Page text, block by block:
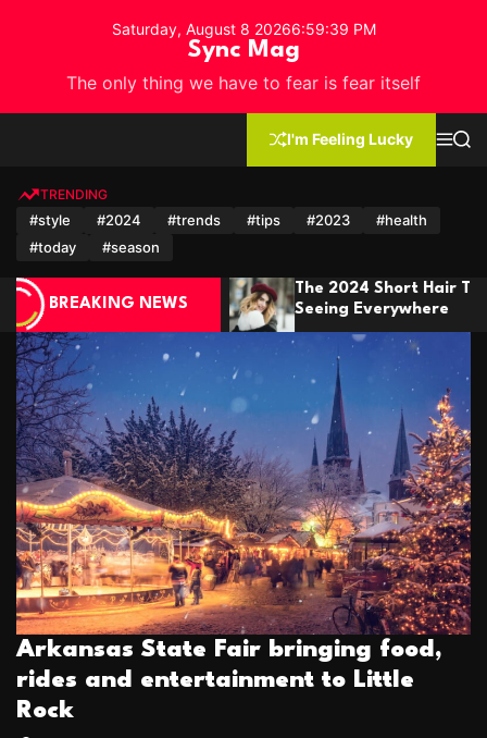
Saturday, August 8 20266:59:42 PM
Sync Mag
The only thing we have to fear is fear itself
I'm Feeling Lucky
MS
TRENDING
#style #2024 #trends #tips #2023
#health
#today
#season
BREAKING NEWS
Short Hair Trends You’ll Be
Everywhere
Winter
It In Style
Arkansas State Fair bringing food,
rides and entertainment to Little
Rock